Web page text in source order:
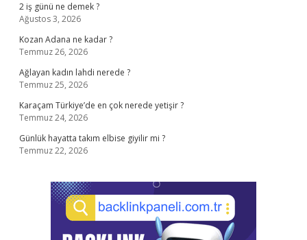
2 iş günü ne demek ?
Ağustos 3, 2026
Kozan Adana ne kadar ?
Temmuz 26, 2026
Ağlayan kadın lahdi nerede ?
Temmuz 25, 2026
Karaçam Türkiye’de en çok nerede yetişir ?
Temmuz 24, 2026
Günlük hayatta takım elbise giyilir mi ?
Temmuz 22, 2026